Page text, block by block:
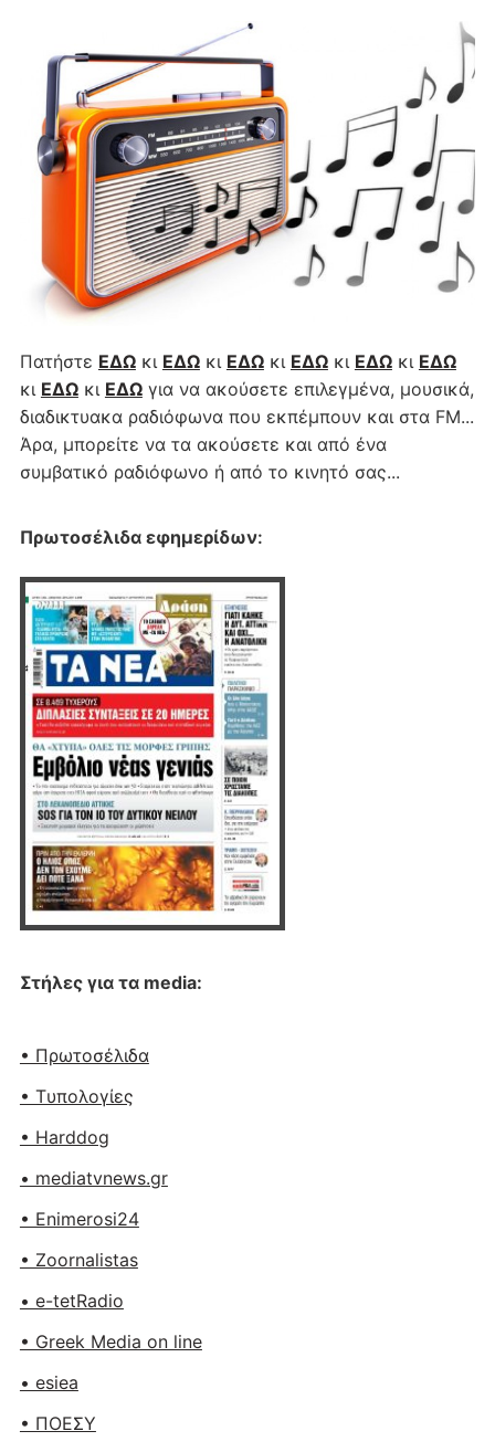
Πατήστε ΕΔΩκι ΕΔΩκι ΕΔΩκι ΕΔΩκι ΕΔΩκι ΕΔΩ
κι ΕΔΩκι ΕΔΩγια να ακούσετε επιλεγμένα, μουσικά,
διαδικτυακα ραδιόφωνα που εκπέμπουν και στα FM...
Άρα, μπορείτε να τα ακούσετε και από ένα
συμβατικό ραδιόφωνο ή από το κινητό σας...
Πρωτοσέλιδα εφημερίδων:
Στήλες για τα media:
• Πρωτοσέλιδα
• Tυπολογίες
• Harddog
• mediatvnews.gr
• Enimerosi24
• Zoornalistas
• e-tetRadio
• Greek Media on line
• esiea
• ΠΟΕΣΥ